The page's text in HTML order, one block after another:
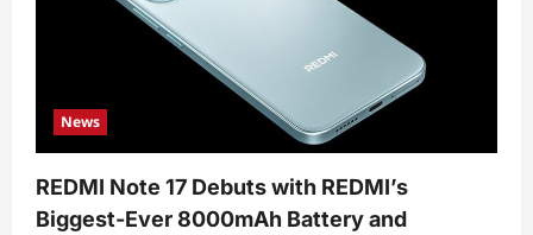
News
REDMI Note 17 Debuts with REDMI’s
Biggest-Ever 8000mAh Battery and